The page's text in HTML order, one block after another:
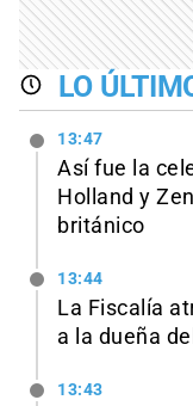
LO
13:47
Así fue la
Holland y
británico
13:44
La Fiscalía
a la dueña
13:43